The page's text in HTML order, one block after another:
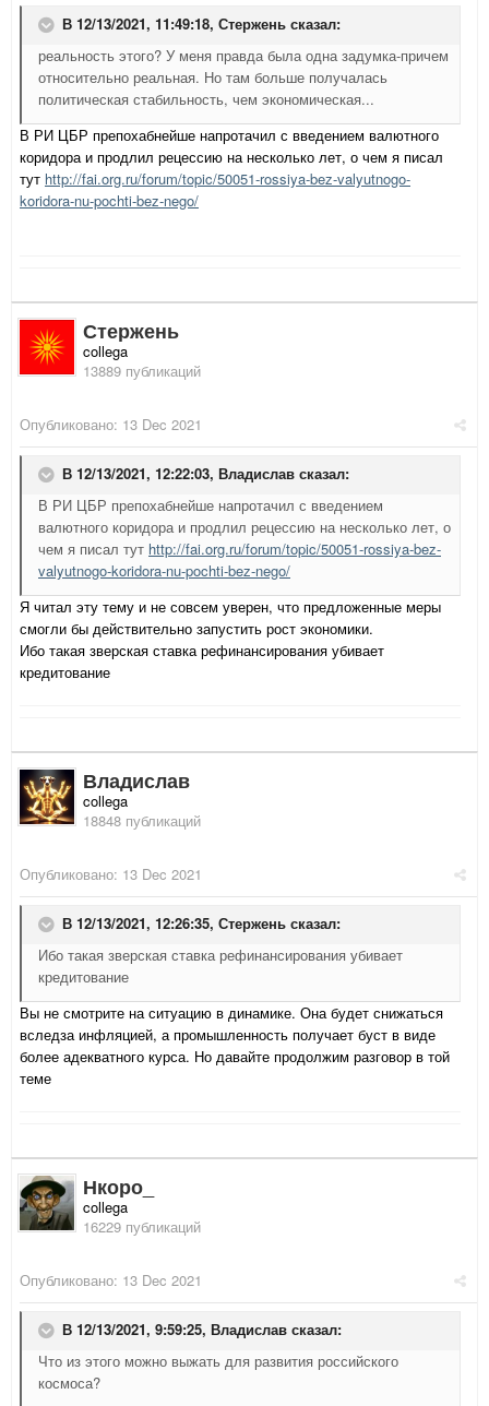
В 12/13/2021, 11:49:18, Стержень сказал:
реальность этого? У меня правда была одна задумка-причем
относительно реальная. Но там больше получалась
политическая стабильность, чем экономическая...
В РИ ЦБР препохабнейше напротачил с введением валютного
коридора и продлил рецессию на несколько лет, о чем я писал
тут http://fai.org.ru/forum/topic/50051-rossiya-bez-valyutnogo-
koridora-nu-pochti-bez-nego/
Стержень
collega
13889 публикаций
Опубликовано: 13 Dec 2021
В 12/13/2021, 12:22:03, Владислав сказал:
В РИ ЦБР препохабнейше напротачил с введением
валютного коридора и продлил рецессию на несколько лет, о
чем я писал тут http://fai.org.ru/forum/topic/50051-rossiya-bez-
valyutnogo-koridora-nu-pochti-bez-nego/
Я читал эту тему и не совсем уверен, что предложенные меры
смогли бы действительно запустить рост экономики.
Ибо такая зверская ставка рефинансирования убивает
кредитование
Владислав
collega
18848 публикаций
Опубликовано: 13 Dec 2021
В 12/13/2021, 12:26:35, Стержень сказал:
Ибо такая зверская ставка рефинансирования убивает
кредитование
Вы не смотрите на ситуацию в динамике. Она будет снижаться
вследза инфляцией, а промышленность получает буст в виде
более адекватного курса. Но давайте продолжим разговор в той
теме
Нкоро_
collega
16229 публикаций
Опубликовано: 13 Dec 2021
В 12/13/2021, 9:59:25, Владислав сказал:
Что из этого можно выжать для развития российского
космоса?